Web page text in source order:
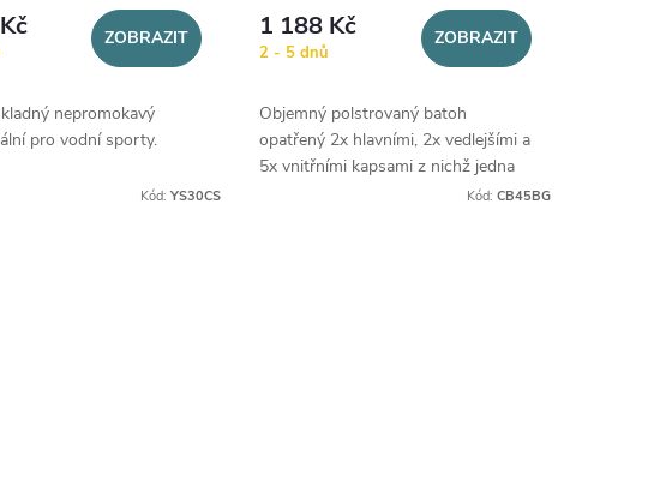
ZOBRAZIT
nepromokavý
pro vodní sporty.
Kód:YS30CS
1 188 Kč
2 - 5 dnů
ZOBRAZIT
Objemný polstrovaný batoh
opatřený 2x hlavními, 2x vedlejšími a
5x vnitřními kapsami z nichž jedna
je zapínací na zip. Zadní část je
Kód: CB45BG